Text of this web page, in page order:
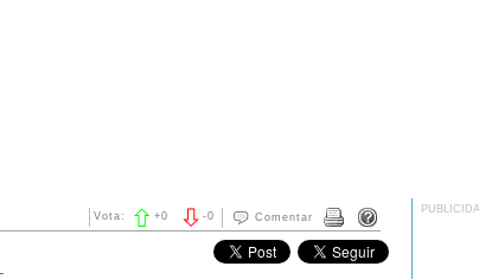
Comentar
-0
Vota: +0